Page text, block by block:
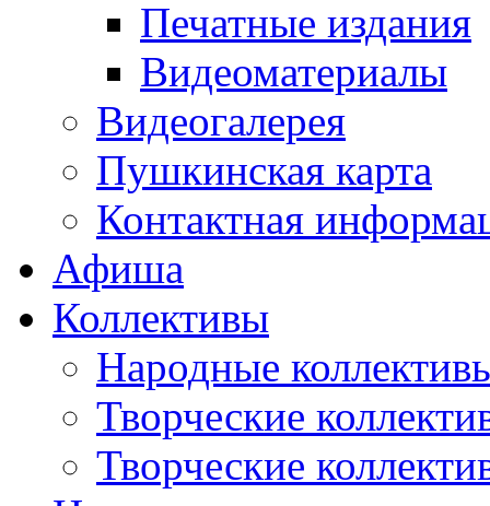
Печатные издания
Видеоматериалы
Видеогалерея
Пушкинская карта
Контактная
Афиша
Коллективы
Народные
Творческие
Творческие